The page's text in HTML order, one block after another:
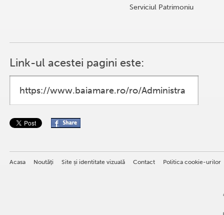
Serviciul Patrimoniu
Link-ul acestei pagini este:
Acasa Noutăţi Site și identitate vizuală Contact Politica cookie-urilor